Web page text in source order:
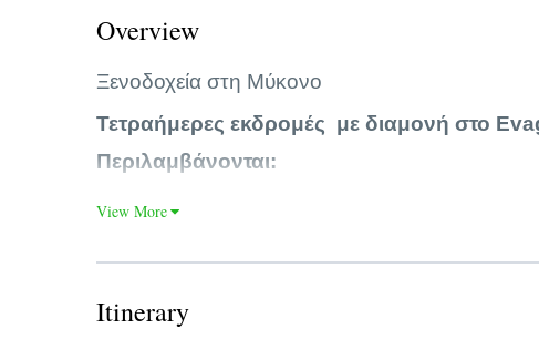
Overview
Ξενοδοχεία στη Μύκονο
Τετραήμερες εκδρομές με διαμονή στο
Περιλαμβάνονται:
Ακτοπλοϊκά εισιτήρια από Πειραιά ή
3 διανυκτερεύσεις σε επιλεγμένα
Ασφαλιστική κάλυψη tour operator
View More
Itinerary